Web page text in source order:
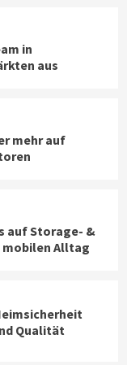
in
aus
mehr auf
auf Storage- &
mobilen Alltag
Qualität